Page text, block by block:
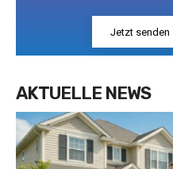
Jetzt senden
AKTUELLE NEWS